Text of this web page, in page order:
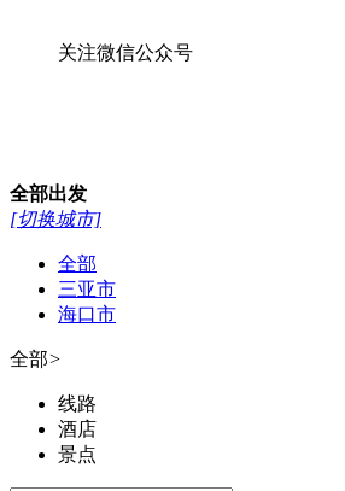
关注微信公众号
全部出发
[切换城市]
全部
三亚市
海口市
全部>
线路
酒店
景点